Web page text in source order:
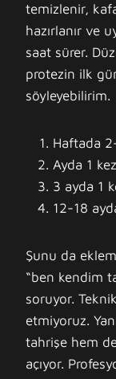
temizlenir,
hazırlanır ve
saat sürer.
protezin ilk
söyleyebilirim.
Haftada
Ayda 1
3 ayda 1
12-18
Şunu da
“ben kendim
soruyor.
etmiyoruz.
tahrişe hem
açıyor.